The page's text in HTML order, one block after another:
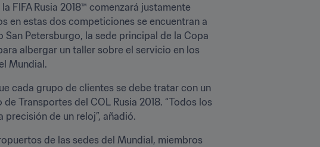
FIFA Rusia 2018™ comenzará justamente
en estas dos competiciones se encuentran a
Petersburgo, la sede principal de la Copa
albergar un taller sobre el servicio en los
Mundial.
cada grupo de clientes se debe tratar con un
Transportes del COL Rusia 2018. “Todos los
de un reloj”, añadió.
de las sedes del Mundial, miembros